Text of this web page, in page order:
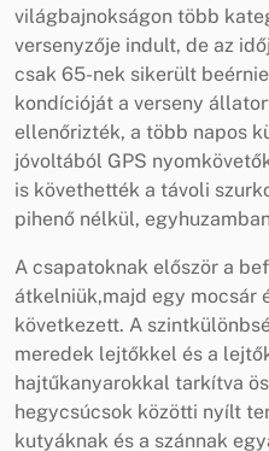
világbajnokságon több
versenyzője indult, de az
csak 65-nek sikerült
kondícióját a verseny
ellenőrizték, a több napos
jóvoltából GPS
is követhették a távoli
pihenő nélkül,
A csapatoknak először a
átkelniük,majd egy mocsár
következett. A
meredek lejtőkkel és a
hajtűkanyarokkal tarkítva
hegycsúcsok közötti nyílt
kutyáknak és a szánnak